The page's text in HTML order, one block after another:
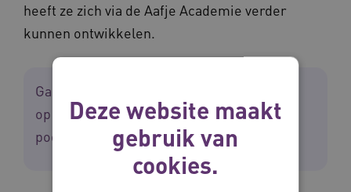
heeft ze zich via de Aafje Academie verder
kunnen ontwikkelen.
Ga naar ons kanaal
op
SoundCloudofSpotifyom de volledige
podcastserie te beluisteren.
Deze website maakt
gebruik van
cookies.